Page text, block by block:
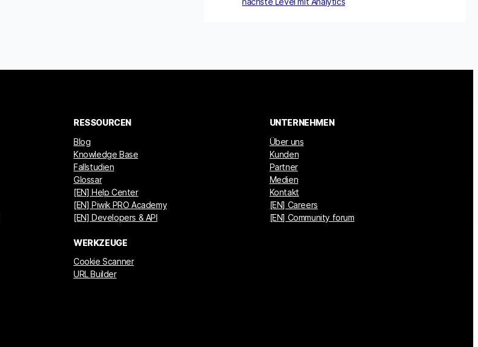
RESSOURCEN
Blog
Knowledge Base
Fallstudien
Glossar
[EN] Help Center
[EN] Piwik PRO Academy
[EN] Developers & API
WERKZEUGE
Cookie Scanner
URL Builder
UNTERNEHMEN
Über uns
Kunden
Partner
Medien
Kontakt
[EN] Careers
[EN] Community forum